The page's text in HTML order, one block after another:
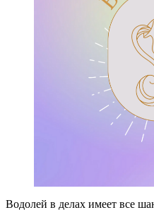
Водолей в делах имеет все